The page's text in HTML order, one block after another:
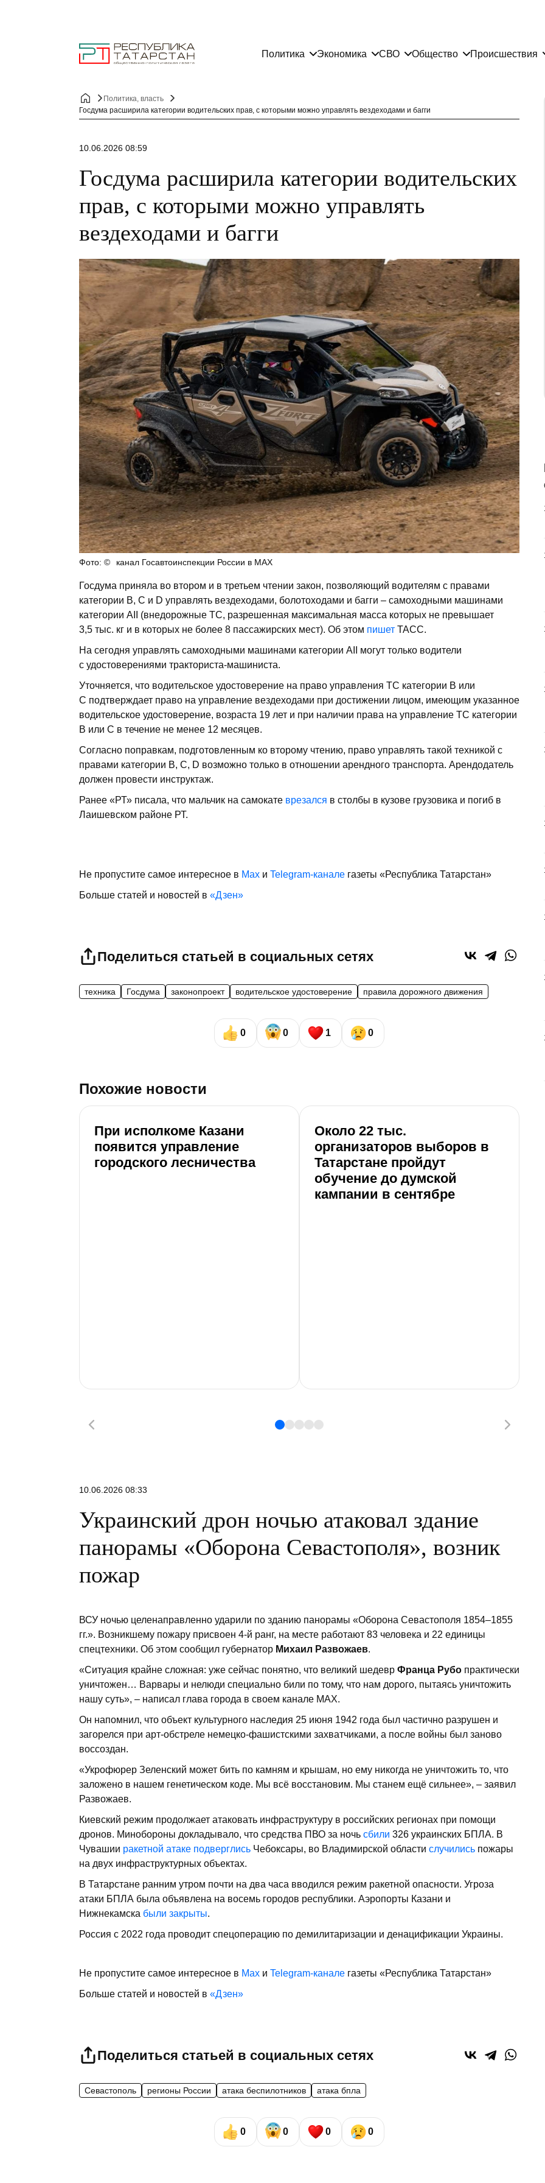
Политика Экономика СВО Общество Происшествия
Политика, власть
Госдума расширила категории водительских прав, с которыми можно управлять вездеходами и багги
10.06.2026 08:59
Госдума расширила категории водительских
прав, с которыми можно управлять
вездеходами и багги
канал Госавтоинспекции России в МАХ
Госдума приняла во втором и в третьем чтении закон, позволяющий водителям с правами
категории B, С и D управлять вездеходами, болотоходами и багги – самоходными машинами
категории АII (внедорожные ТС, разрешенная максимальная масса которых не превышает
3,5 тыс. кг и в которых не более 8 пассажирских мест). Об этом пишет ТАСС.
На сегодня управлять самоходными машинами категории АII могут только водители
с удостоверениями тракториста-машиниста.
Уточняется, что водительское удостоверение на право управления ТС категории B или
С подтверждает право на управление вездеходами при достижении лицом, имеющим указанное
водительское удостоверение, возраста 19 лет и при наличии права на управление ТС категории
B или С в течение не менее 12 месяцев.
Согласно поправкам, подготовленным ко второму чтению, право управлять такой техникой с
правами категории В, C, D возможно только в отношении арендного транспорта. Арендодатель
должен провести инструктаж.
Ранее «РТ» писала, что мальчик на самокате врезался в столбы в кузове грузовика и погиб в
Лаишевском районе РТ.
Не пропустите самое интересное в Max и Telegram-канале газеты «Республика Татарстан»
Больше статей и новостей в «Дзен»
Поделиться статьей в социальных сетях
техника Госдума законопроект водительское удостоверение правила дорожного движения
0 0 1 0
Похожие новости
При исполкоме Казани
появится управление
городского лесничества
Около 22 тыс.
организаторов выборов в
Татарстане пройдут
обучение до думской
кампании в сентябре
10.06.2026 08:33
Украинский дрон ночью атаковал здание
панорамы «Оборона Севастополя», возник
пожар
ВСУ ночью целенаправленно ударили по зданию панорамы «Оборона Севастополя 1854–1855
гг.». Возникшему пожару присвоен 4-й ранг, на месте работают 83 человека и 22 единицы
спецтехники. Об этом сообщил губернатор Михаил Развожаев.
«Ситуация крайне сложная: уже сейчас понятно, что великий шедевр Франца Рубо практически
уничтожен… Варвары и нелюди специально били по тому, что нам дорого, пытаясь уничтожить
нашу суть», – написал глава города в своем канале МАХ.
Он напомнил, что объект культурного наследия 25 июня 1942 года был частично разрушен и
загорелся при арт-обстреле немецко-фашистскими захватчиками, а после войны был заново
воссоздан.
«Укрофюрер Зеленский может бить по камням и крышам, но ему никогда не уничтожить то, что
заложено в нашем генетическом коде. Мы всё восстановим. Мы станем ещё сильнее», – заявил
Развожаев.
Киевский режим продолжает атаковать инфраструктуру в российских регионах при помощи
дронов. Минобороны докладывало, что средства ПВО за ночь сбили 326 украинских БПЛА. В
Чувашии ракетной атаке подверглись Чебоксары, во Владимирской области случились пожары
на двух инфраструктурных объектах.
В Татарстане ранним утром почти на два часа вводился режим ракетной опасности. Угроза
атаки БПЛА была объявлена на восемь городов республики. Аэропорты Казани и
Нижнекамска были закрыты.
Россия с 2022 года проводит спецоперацию по демилитаризации и денацификации Украины.
Не пропустите самое интересное в Max и Telegram-канале газеты «Республика Татарстан»
Больше статей и новостей в «Дзен»
Поделиться статьей в социальных сетях
Севастополь регионы России атака беспилотников атака бпла
0 0 0 0